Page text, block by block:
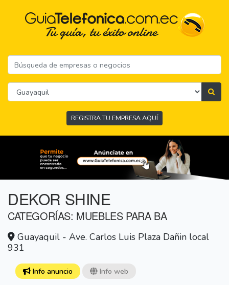
REGISTRA TU EMPRESA AQUÍ
DEKOR SHINE
CATEGORÍAS: MUEBLES PARA BA
Guayaquil - Ave. Carlos Luis Plaza Dañin local
931
Info anuncio Info web